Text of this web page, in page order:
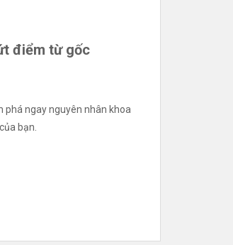
điểm từ gốc
phá ngay nguyên nhân khoa
bạn.